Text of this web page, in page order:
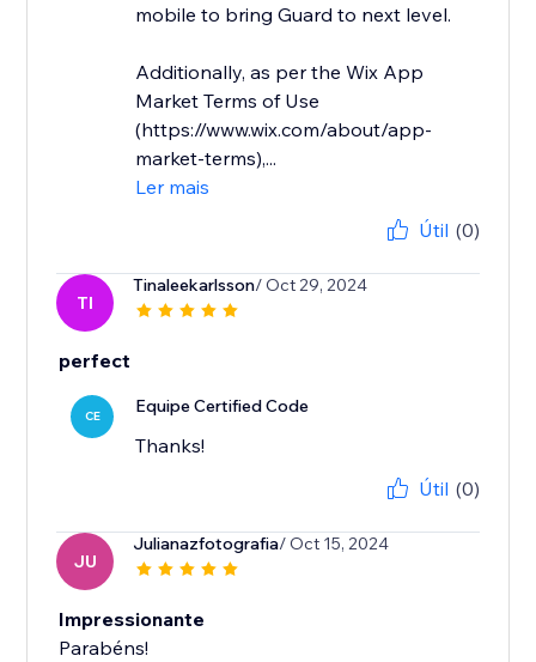
mobile to bring Guard to next level.
Additionally, as per the Wix App
Market Terms of Use
(https://www.wix.com/about/app-
market-terms),...
Ler mais
Útil (0)
TI
Tinaleekarlsson/ Oct 29, 2024
perfect
CE Equipe Certified Code
Thanks!
Útil (0)
JU
Julianazfotografia/ Oct 15, 2024
Impressionante
Parabéns!